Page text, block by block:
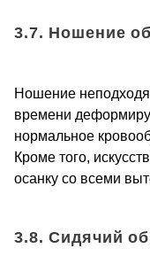
3.7. Ношение
Ношение
времени
нормальное
Кроме того,
осанку со всеми
3.8. Сидячий